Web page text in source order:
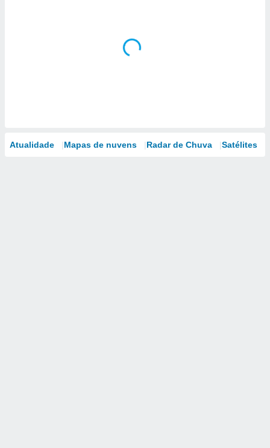
Atualidade Mapas de nuvens Radar de Chuva Satélites